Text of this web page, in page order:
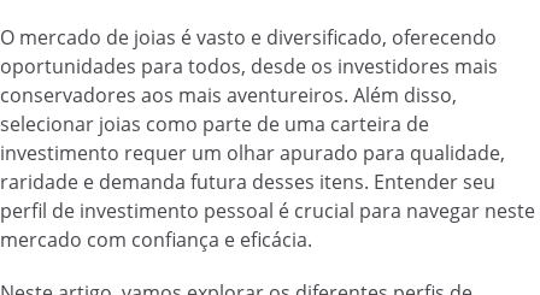
O mercado de joias é vasto e diversificado, oferecendo
oportunidades para todos, desde os investidores mais
conservadores aos mais aventureiros. Além disso,
selecionar joias como parte de uma carteira de
investimento requer um olhar apurado para qualidade,
raridade e demanda futura desses itens. Entender seu
perfil de investimento pessoal é crucial para navegar neste
mercado com confiança e eficácia.